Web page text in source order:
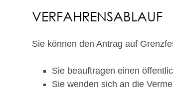
VERFAHRENSABLAUF
Sie können den Antrag auf
Sie beauftragen einen
Sie wenden sich an die